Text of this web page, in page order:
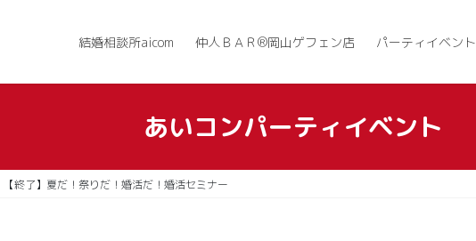
結婚相談所aicom 仲人ＢＡＲ®岡山ゲフェン店 パーティイベント
あいコンパーティイベント
【終了】夏だ！祭りだ！婚活だ！婚活セミナー